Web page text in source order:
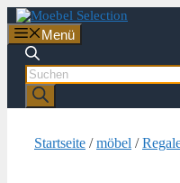
Zum
Inhalt
springen
Menü
Products
search
Startseite /möbel /